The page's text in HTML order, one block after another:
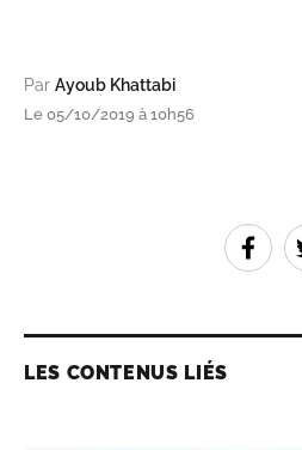
Par Ayoub Khattabi
Le 05/10/2019 à 10h56
LES CONTENUS LIÉS